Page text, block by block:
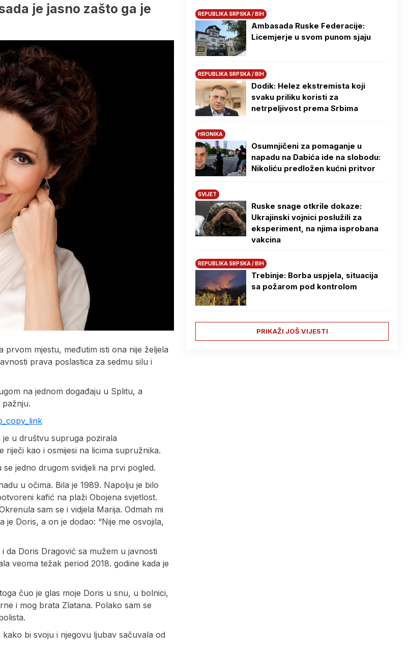
je jasno zašto ga je
prvom mjestu, međutim isti ona nije željela
prava poslastica za sedmu silu i
na jednom događaju u Splitu, a
je u društvu supruga pozirala
kao i osmijesi na licima supružnika.
jedno drugom svidjeli na prvi pogled.
u očima. Bila je 1989. Napolju je bilo
kafić na plaži Obojena svjetlost.
sam se i vidjela Marija. Odmah mi
Doris, a on je dodao: “Nije me osvojila,
da Doris Dragović sa mužem u javnosti
veoma težak period 2018. godine kada je
čuo je glas moje Doris u snu, u bolnici,
i mog brata Zlatana. Polako sam se
bi svoju i njegovu ljubav sačuvala od
REPUBLIKA SRPSKA / BIH
Ambasada Ruske Federacije:
Licemjerje u svom punom sjaju
REPUBLIKA SRPSKA / BIH
Dodik: Helez ekstremista koji
svaku priliku koristi za
netrpeljivost prema Srbima
HRONIKA
Osumnjičeni za pomaganje u
napadu na Dabića ide na slobodu:
Nikoliću predložen kućni pritvor
SVIJET
Ruske snage otkrile dokaze:
Ukrajinski vojnici poslužili za
eksperiment, na njima isprobana
vakcina
REPUBLIKA SRPSKA / BIH
Trebinje: Borba uspjela, situacija
sa požarom pod kontrolom
PRIKAŽI JOŠ VIJESTI